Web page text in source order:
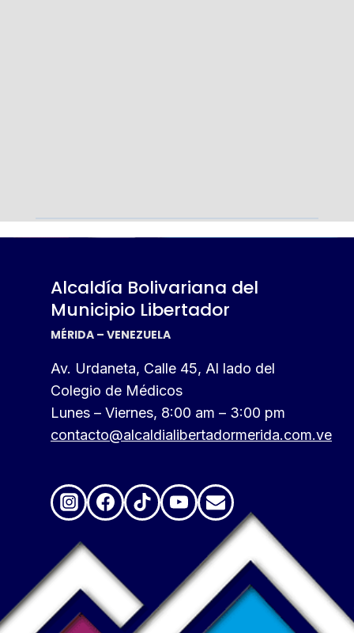
Alcaldía Bolivariana del
Municipio Libertador
MÉRIDA – VENEZUELA
Av. Urdaneta, Calle 45, Al lado del
Colegio de Médicos
Lunes – Viernes, 8:00 am – 3:00 pm
contacto@alcaldialibertadormerida.com.ve